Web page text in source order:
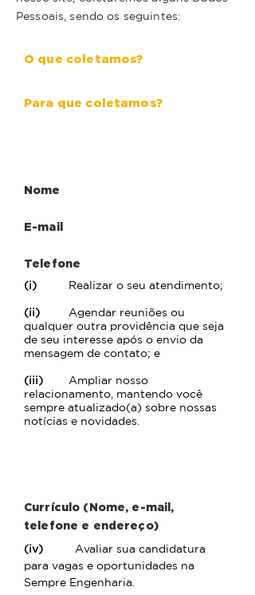
Pessoais, sendo os seguintes:
O que coletamos?
Para que coletamos?
Nome
E-mail
Telefone
(i) Realizar o seu atendimento;
(ii) Agendar reuniões ou
qualquer outra providência que seja
de seu interesse após o envio da
mensagem de contato; e
(iii) Ampliar nosso
relacionamento, mantendo você
sempre atualizado(a) sobre nossas
notícias e novidades.
Currículo (Nome, e-mail,
telefone e endereço)
(iv) Avaliar sua candidatura
para vagas e oportunidades na
Sempre Engenharia.